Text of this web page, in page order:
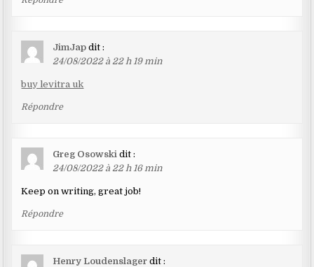
JimJap dit :
24/08/2022 à 22 h 19 min
buy levitra uk
Répondre
Greg Osowski dit :
24/08/2022 à 22 h 16 min
Keep on writing, great job!
Répondre
Henry Loudenslager dit :